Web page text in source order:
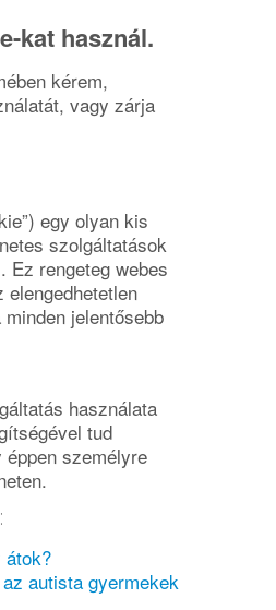
kat használ.
kérem,
vagy zárja
egy olyan kis
szolgáltatások
Ez rengeteg webes
jelentősebb
használata
tud
éppen személyre
átok?
autista gyermekek